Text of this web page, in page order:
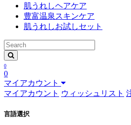
肌うれしヘアケア
豊富温泉スキンケア
肌うれしお試しセット
0
0
マイアカウント
マイアカウント ウィッシュリスト
言語選択